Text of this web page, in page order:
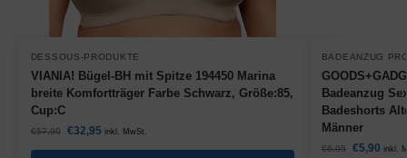
DESSOUS-PRODUKTE
VIANIA! Bügel-BH mit Spitze 194450 Marina
breite Komfortträger Farbe Schwarz, Größe:85,
Cup:C
€57,90 €32,95 inkl. MwSt.
BADEANZUG
Badeanzug
Badeshorts
Männer
€6,95 €5,90 inkl.